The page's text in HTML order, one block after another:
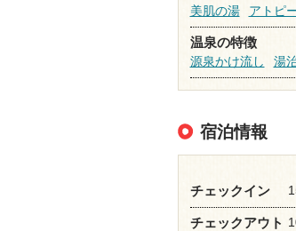
美肌の湯
アトピ
温泉の特徴
源泉かけ流し
湯
宿泊情報
チェックイン
チェックアウト